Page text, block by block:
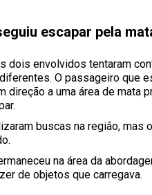
escapar pela
dois envolvidos tentaram
O passageiro que
direção a uma área de mata
buscas na região, mas
na área da
de objetos que carregava.